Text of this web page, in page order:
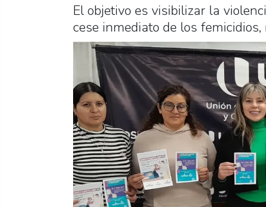
El objetivo es visibilizar la
cese inmediato de los